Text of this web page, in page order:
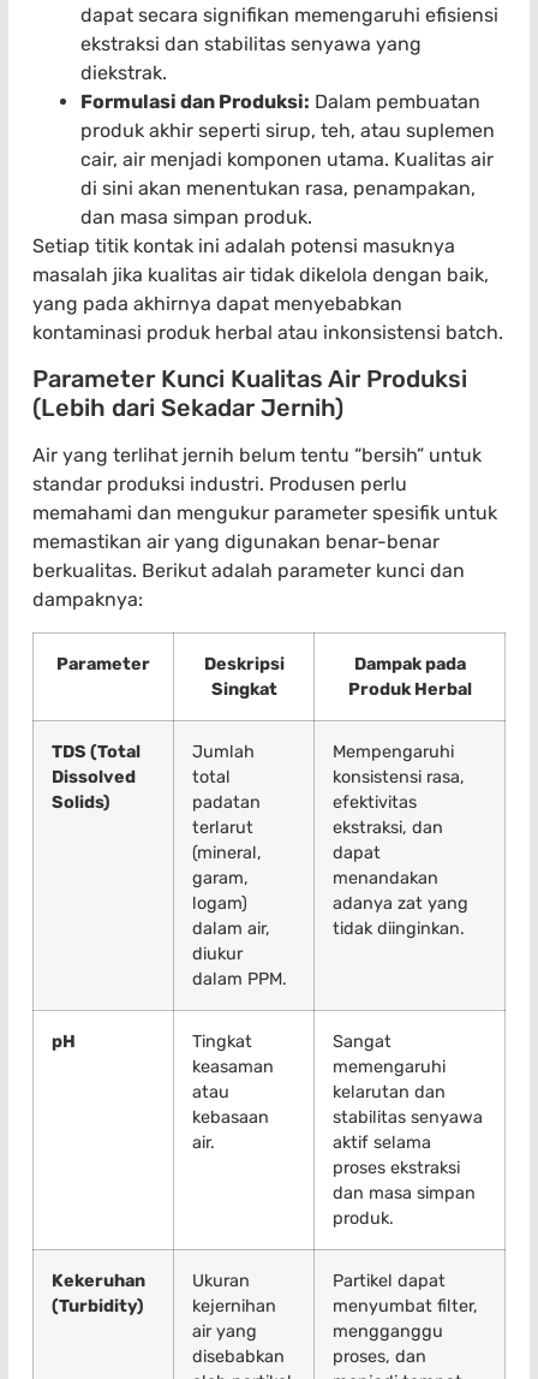
dapat secara signifikan memengaruhi efisiensi
ekstraksi dan stabilitas senyawa yang
diekstrak.
Formulasi dan Produksi: Dalam pembuatan
produk akhir seperti sirup, teh, atau suplemen
cair, air menjadi komponen utama. Kualitas air
di sini akan menentukan rasa, penampakan,
dan masa simpan produk.
Setiap titik kontak ini adalah potensi masuknya
masalah jika kualitas air tidak dikelola dengan baik,
yang pada akhirnya dapat menyebabkan
kontaminasi produk herbal atau inkonsistensi batch.
Parameter Kunci Kualitas Air Produksi
(Lebih dari Sekadar Jernih)
Air yang terlihat jernih belum tentu “bersih” untuk
standar produksi industri. Produsen perlu
memahami dan mengukur parameter spesifik untuk
memastikan air yang digunakan benar-benar
berkualitas. Berikut adalah parameter kunci dan
dampaknya:
Parameter
Deskripsi
Singkat
Dampak pada
Produk Herbal
TDS (Total
Dissolved
Solids)
Jumlah
total
padatan
terlarut
(mineral,
garam,
logam)
dalam air,
diukur
dalam PPM.
Mempengaruhi
konsistensi rasa,
efektivitas
ekstraksi, dan
dapat
menandakan
adanya zat yang
tidak diinginkan.
pH
Tingkat
keasaman
atau
kebasaan
air.
Sangat
memengaruhi
kelarutan dan
stabilitas senyawa
aktif selama
proses ekstraksi
dan masa simpan
produk.
Kekeruhan
(Turbidity)
Ukuran
kejernihan
air yang
disebabkan
Partikel dapat
menyumbat filter,
mengganggu
proses, dan